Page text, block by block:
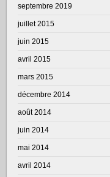
septembre 2019
juillet 2015
juin 2015
avril 2015
mars 2015
décembre 2014
août 2014
juin 2014
mai 2014
avril 2014